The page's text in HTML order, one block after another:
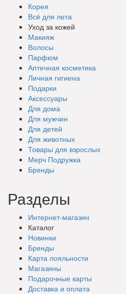
Корея
Всё для лета
Уход за кожей
Макияж
Волосы
Парфюм
Аптечная косметика
Личная гигиена
Подарки
Аксессуары
Для дома
Для мужчин
Для детей
Для животных
Товары для взрослых
Мерч Подружка
Бренды
Разделы
Интернет-магазин
Каталог
Новинки
Бренды
Карта лояльности
Магазины
Подарочные карты
Доставка и оплата